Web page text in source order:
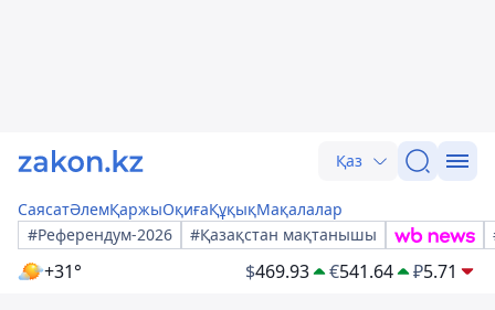
Қаз
СаясатӘлемҚаржыОқиғаҚұқықМақалалар
#Референдум-2026
#Қазақстан мақтанышы
+31° $469.93 €541.64 ₽5.71